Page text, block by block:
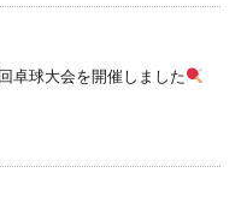
卓球大会を開催しました